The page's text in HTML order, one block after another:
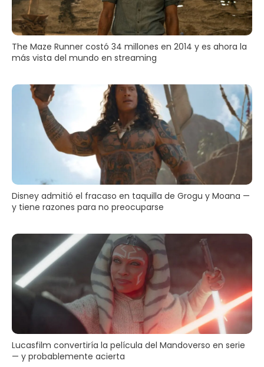
The Maze Runner costó 34 millones en 2014 y es ahora la
más vista del mundo en streaming
Disney admitió el fracaso en taquilla de Grogu y Moana —
y tiene razones para no preocuparse
Lucasfilm convertiría la película del Mandoverso en serie
— y probablemente acierta